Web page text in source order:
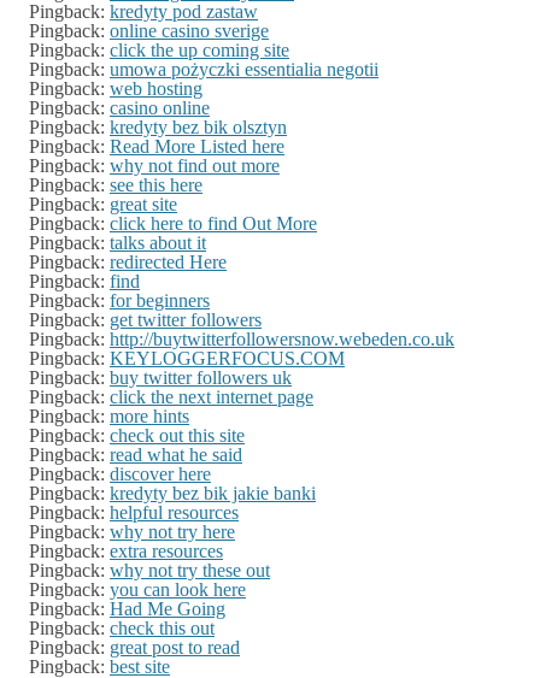
Pingback: kredyty pod zastaw
Pingback: online casino sverige
Pingback: click the up coming site
Pingback: umowa pożyczki essentialia negotii
Pingback: web hosting
Pingback: casino online
Pingback: kredyty bez bik olsztyn
Pingback: Read More Listed here
Pingback: why not find out more
Pingback: see this here
Pingback: great site
Pingback: click here to find Out More
Pingback: talks about it
Pingback: redirected Here
Pingback: find
Pingback: for beginners
Pingback: get twitter followers
Pingback: http://buytwitterfollowersnow.webeden.co.uk
Pingback: KEYLOGGERFOCUS.COM
Pingback: buy twitter followers uk
Pingback: click the next internet page
Pingback: more hints
Pingback: check out this site
Pingback: read what he said
Pingback: discover here
Pingback: kredyty bez bik jakie banki
Pingback: helpful resources
Pingback: why not try here
Pingback: extra resources
Pingback: why not try these out
Pingback: you can look here
Pingback: Had Me Going
Pingback: check this out
Pingback: great post to read
Pingback: best site